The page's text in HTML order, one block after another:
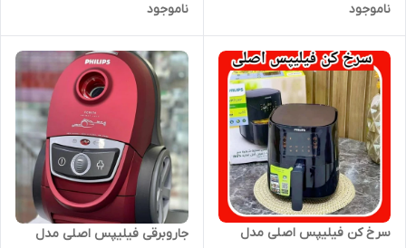
ناموجود
ناموجود
سرخ کن فیلیپس اصلی مدل
جاروبرقی فیلیپس اصلی مدل